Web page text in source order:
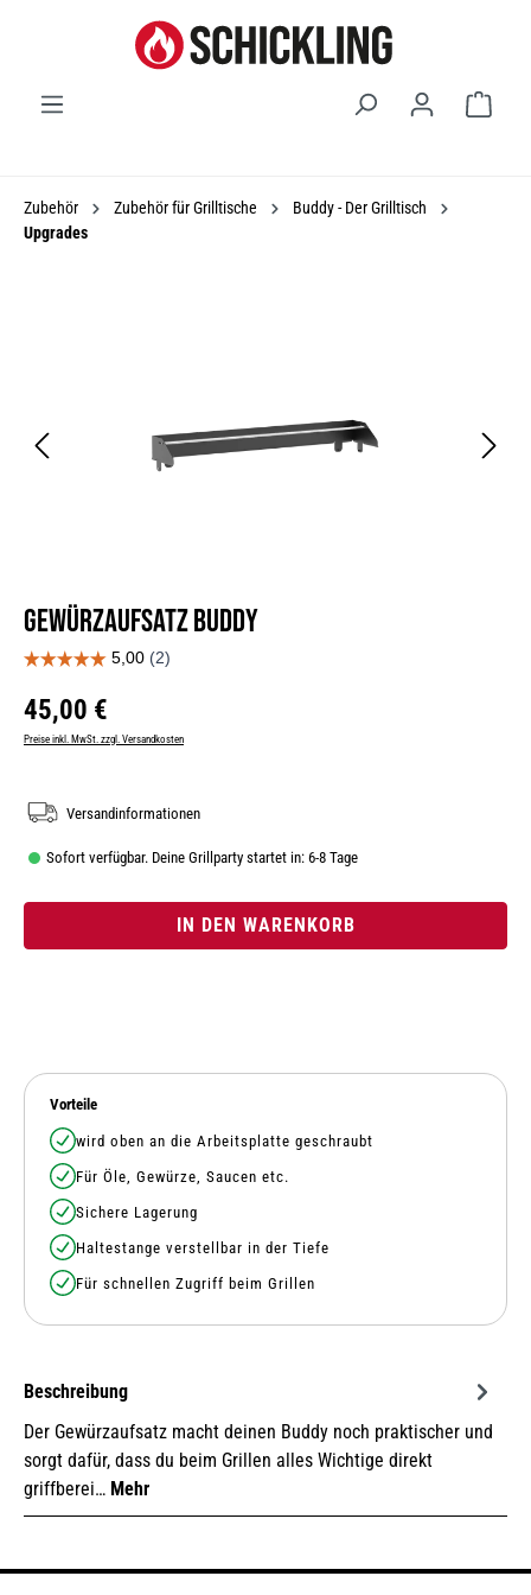
Zubehör Zubehör für Grilltische
Buddy - Der Grilltisch
Upgrades
Gewürzaufsatz Buddy
Regulärer Preis:
45,00 €
Preise inkl. MwSt. zzgl. Versandkosten
Versandinformationen
Sofort verfügbar. Deine Grillparty startet in: 6-8 Tage
IN DEN WARENKORB
Vorteile
wird oben an die Arbeitsplatte geschraubt
Für Öle, Gewürze, Saucen etc.
Sichere Lagerung
Haltestange verstellbar in der Tiefe
Für schnellen Zugriff beim Grillen
Beschreibung
Der Gewürzaufsatz macht deinen Buddy noch praktischer und
sorgt dafür, dass du beim Grillen alles Wichtige direkt
griffberei… Mehr